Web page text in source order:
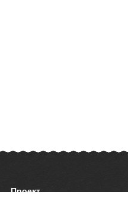
Проект